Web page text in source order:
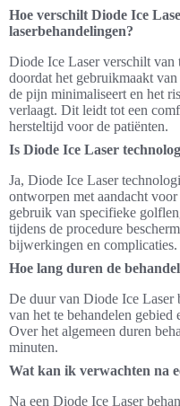
Hoe verschilt Diode Ice
laserbehandelingen?
Diode Ice Laser verschilt van
doordat het gebruikmaakt
de pijn minimaliseert en het
verlaagt. Dit leidt tot een
hersteltijd voor de patiënten.
Is Diode Ice Laser
Ja, Diode Ice Laser
ontworpen met aandacht
gebruik van specifieke
tijdens de procedure
bijwerkingen en complicaties.
Hoe lang duren de
De duur van Diode Ice Laser
van het te behandelen
Over het algemeen duren
minuten.
Wat kan ik verwachten na
Na een Diode Ice Laser